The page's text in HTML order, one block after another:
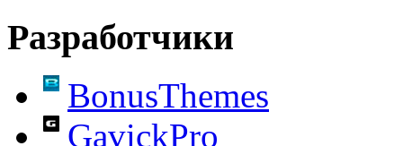
Разработчики
BonusThemes
GavickPro